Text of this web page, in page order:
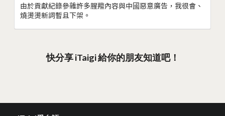
由於貢獻紀錄參雜許多腥羶內容與中國惡意廣告，我很會、
燒燙燙新詞暫且下架。
快分享 iTaigi 給你的朋友知道吧！